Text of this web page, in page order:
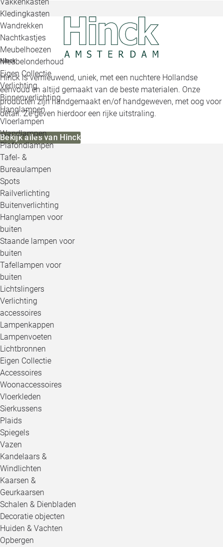
Kledingkasten
Wandrekken
Nachtkastjes
Meubelhoezen
Meubelonderhoud
Eigen Collectie
Verlichting
Binnenverlichting
Hanglampen
Vloerlampen
Wandlampen
Plafondlampen
Tafel- &
Bureaulampen
Spots
Railverlichting
Buitenverlichting
Hanglampen voor
buiten
Staande lampen voor
buiten
Tafellampen voor
buiten
Lichtslingers
Verlichting
accessoires
Lampenkappen
Lampenvoeten
Lichtbronnen
Eigen Collectie
Accessoires
Woonaccessoires
Vloerkleden
Sierkussens
Plaids
Spiegels
Vazen
Kandelaars &
Windlichten
Kaarsen &
Geurkaarsen
Schalen & Dienbladen
Decoratie objecten
Huiden & Vachten
Opbergen
Hinck
Hinck is vernieuwend, uniek, met een nuchtere Hollandse
eenvoud en altijd gemaakt van de beste materialen. Onze
producten zijn handgemaakt en/of handgeweven, met oog voor
detail. Ze geven hierdoor een rijke uitstraling.
Bekijk alles van Hinck